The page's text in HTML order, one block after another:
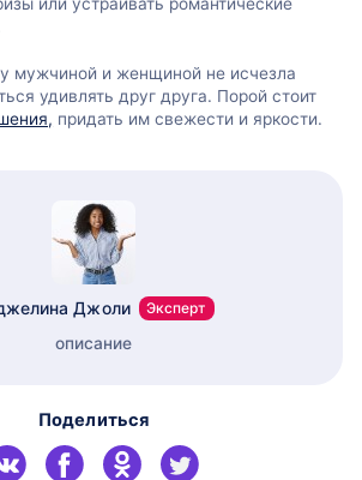
мужчиной и женщиной не исчезла
удивлять друг друга. Порой стоит
придать им свежести и яркости.
Джоли Эксперт
описание
Поделиться